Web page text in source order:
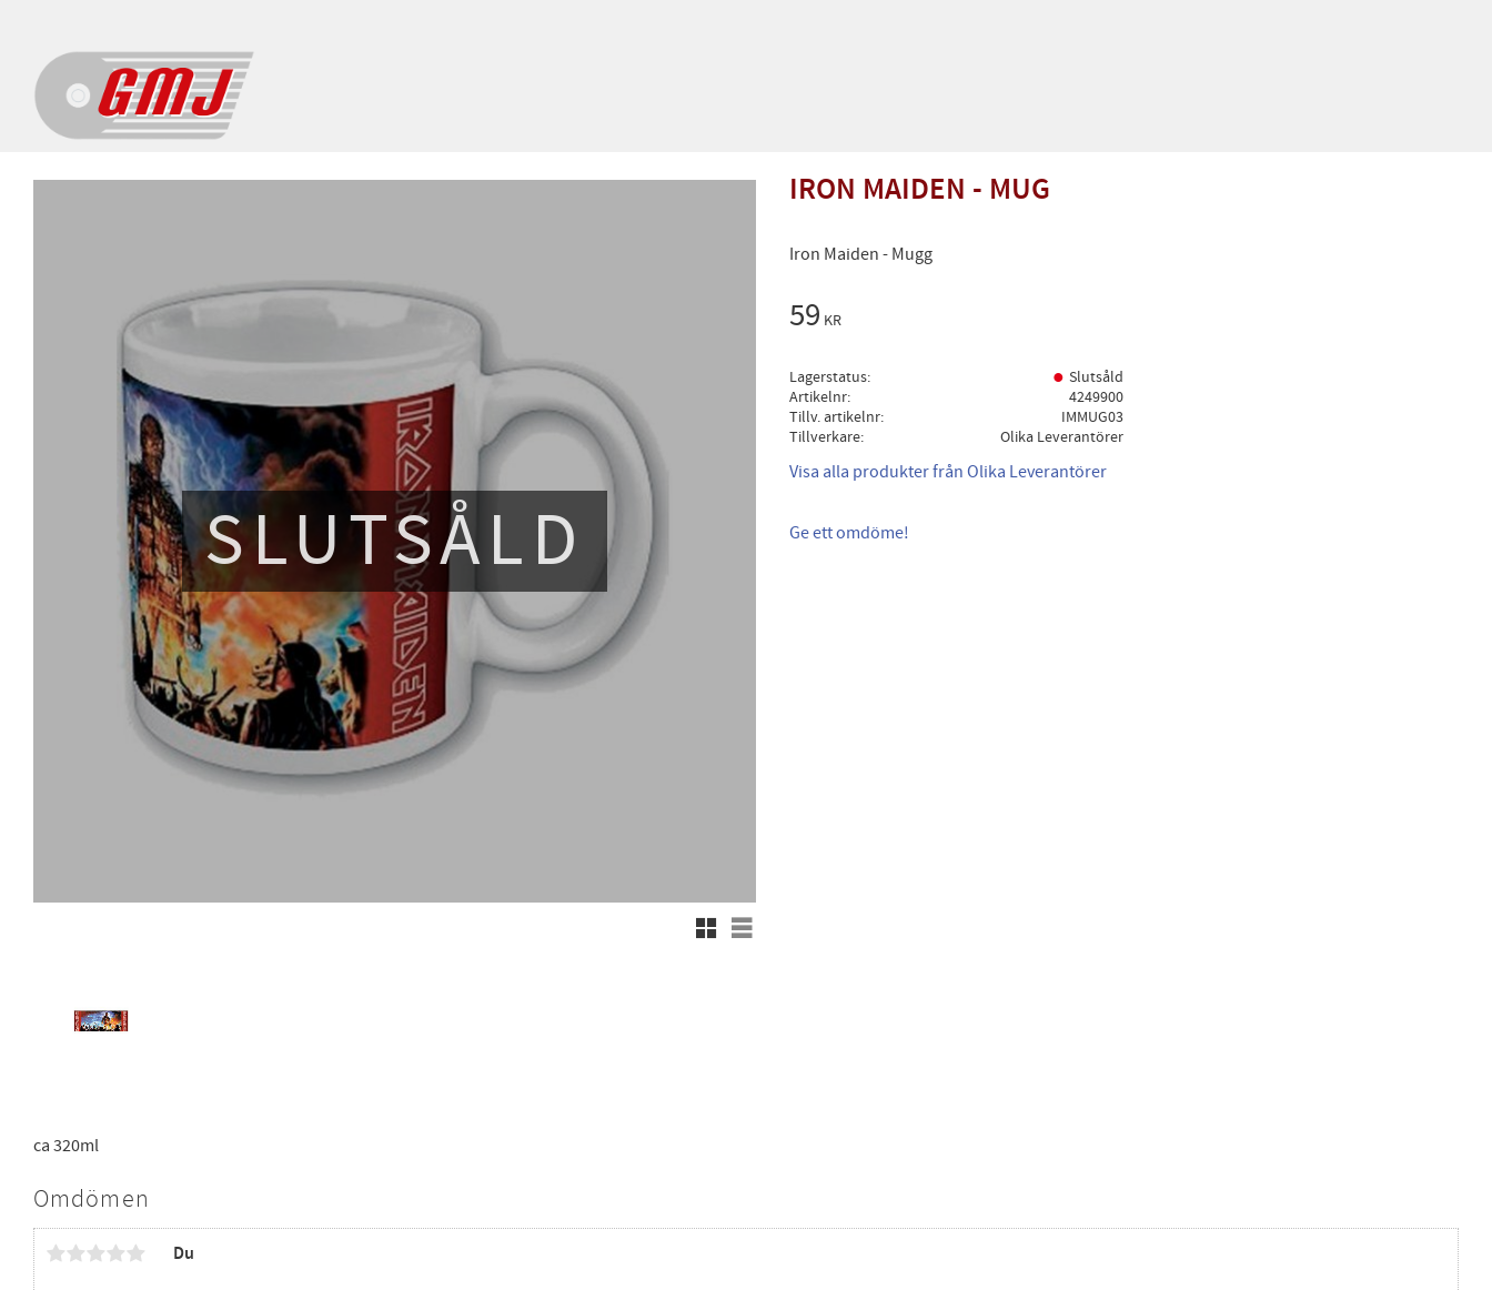
IRON MAIDEN - MUG
Iron Maiden - Mugg
SLUTSÅLD
Rutnätsvy
Listvy
59 KR
Lagerstatus
Slutsåld
Artikelnr
4249900
Tillv. artikelnr
IMMUG03
Tillverkare
Olika Leverantörer
Visa alla produkter från Olika Leverantörer
Ge ett omdöme!
ca 320ml
Omdömen
Du